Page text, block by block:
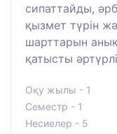
сипаттайды,
қызмет түрін
шарттарын
қатысты
Оқу жылы - 1
Семестр - 1
Несиелер - 5